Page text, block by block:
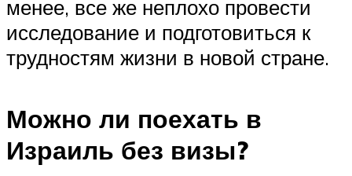
менее, все же неплохо провести
исследование и подготовиться к
трудностям жизни в новой стране.
Можно ли поехать в
Израиль без визы?